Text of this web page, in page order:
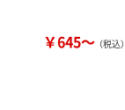
￥645～ （税込）